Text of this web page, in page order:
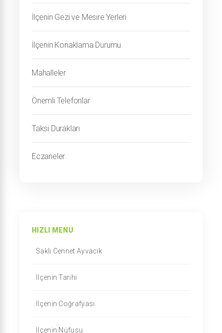
İlçenin Gezi ve Mesire Yerleri
İlçenin Konaklama Durumu
Mahalleler
Önemli Telefonlar
Taksi Durakları
Eczaneler
HIZLI MENU
Saklı Cennet Ayvacık
İlçenin Tarihi
İlçenin Coğrafyası
İlçenin Nüfusu